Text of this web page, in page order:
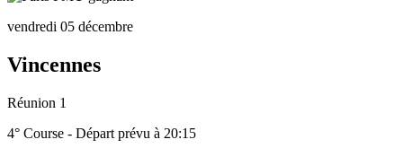
vendredi 05 décembre
Vincennes
Réunion 1
4° Course - Départ prévu à 20:15